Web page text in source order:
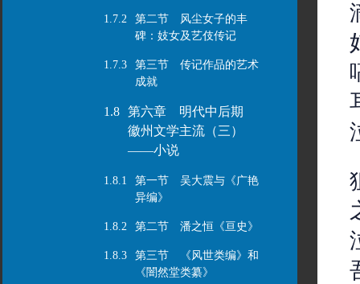
1.7.2
第二节 风尘女子的丰
碑：妓女及艺伎传记
1.7.3
第三节 传记作品的艺术
成就
1.8
第六章 明代中后期
徽州文学主流（三）
——小说
1.8.1
第一节 吴大震与《广艳
异编》
1.8.2 第二节 潘之恒《亘史》
1.8.3
第三节 《风世类编》和
《闇然堂类纂》